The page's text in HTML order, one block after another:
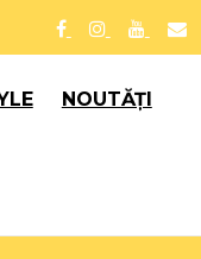
NOUTĂȚI